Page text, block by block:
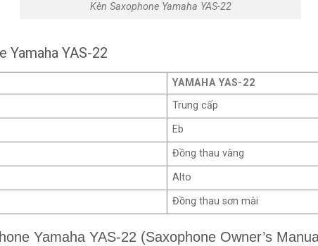
Kèn Saxophone Yamaha YAS-22
Yamaha YAS-22
YAMAHA YAS-22
Trung cấp
Eb
Đồng thau vàng
Alto
Đồng thau sơn mài
Yamaha YAS-22 (Saxophone Owner’s